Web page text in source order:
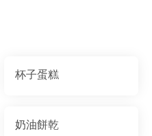
杯子蛋糕
奶油餅乾